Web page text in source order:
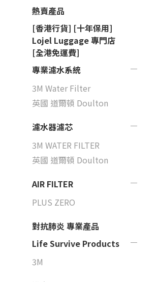
熱賣產品
[香港行貨] [十年保用]
Lojel Luggage 專門店
[全港免運費]
專業濾水系統
3M Water Filter
英國 道爾頓 Doulton
濾水器濾芯
3M WATER FILTER
英國 道爾頓 Doulton
AIR FILTER
PLUS ZERO
對抗肺炎 專業產品
Life Survive Products
3M